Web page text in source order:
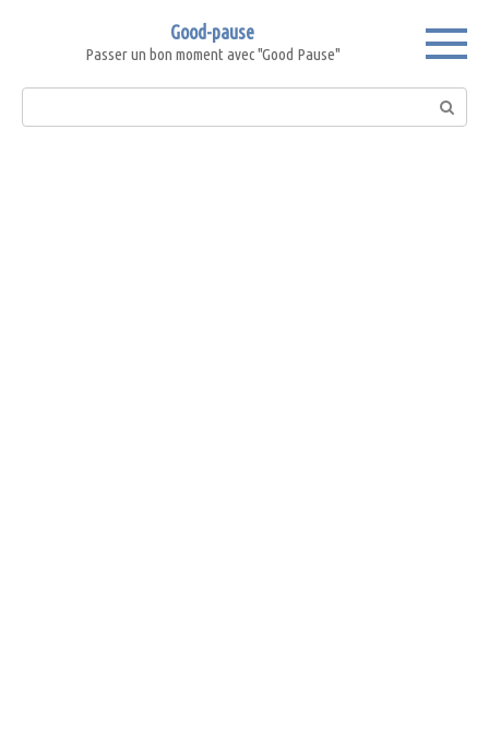
Good-pause
Passer un bon moment avec "Good Pause"
Search: